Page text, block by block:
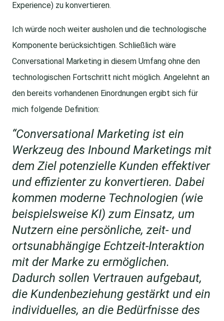
Experience) zu konvertieren.
Ich würde noch weiter ausholen und die technologische
Komponente berücksichtigen. Schließlich wäre
Conversational Marketing in diesem Umfang ohne den
technologischen Fortschritt nicht möglich. Angelehnt an
den bereits vorhandenen Einordnungen ergibt sich für
mich folgende Definition:
“Conversational Marketing ist ein
Werkzeug des Inbound Marketings mit
dem Ziel potenzielle Kunden effektiver
und effizienter zu konvertieren. Dabei
kommen moderne Technologien (wie
beispielsweise KI) zum Einsatz, um
Nutzern eine persönliche, zeit- und
ortsunabhängige Echtzeit-Interaktion
mit der Marke zu ermöglichen.
Dadurch sollen Vertrauen aufgebaut,
die Kundenbeziehung gestärkt und ein
individuelles, an die Bedürfnisse des